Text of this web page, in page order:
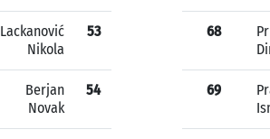
Lackanović
Nikola
53
Berjan
Novak
54
68
69